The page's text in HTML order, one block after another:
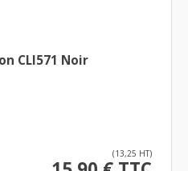
CLI571 Noir
(13,25 HT)